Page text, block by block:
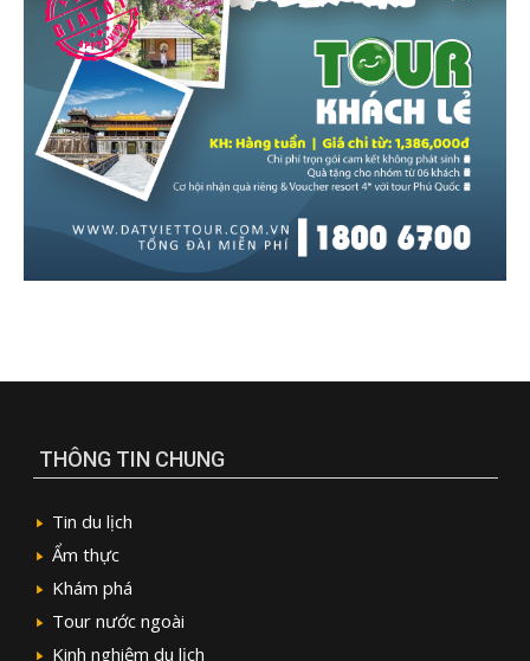
THÔNG TIN CHUNG
Tin du lịch
Ẩm thực
Khám phá
Tour nước ngoài
Kinh nghiệm du lịch